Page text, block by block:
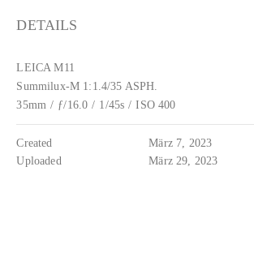
DETAILS
LEICA M11
Summilux-M 1:1.4/35 ASPH.
35mm / ƒ/16.0 / 1/45s / ISO 400
Created
März 7, 2023
Uploaded
März 29, 2023